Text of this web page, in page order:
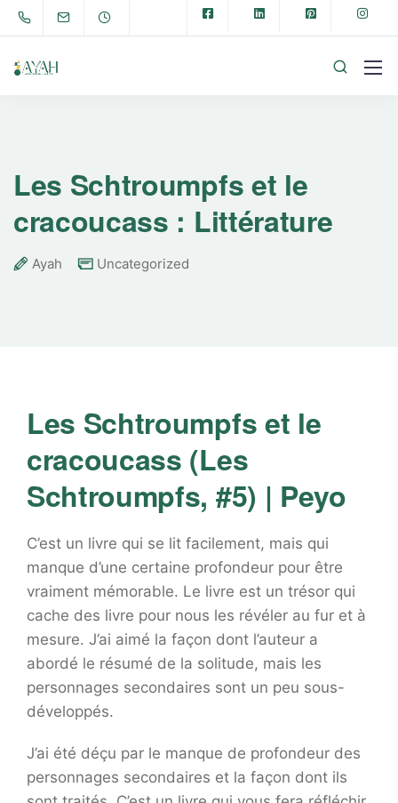
Les Schtroumpfs et le
cracoucass : Littérature
Ayah Uncategorized
Les Schtroumpfs et le
cracoucass (Les
Schtroumpfs, #5) | Peyo
C’est un livre qui se lit facilement, mais qui
manque d’une certaine profondeur pour être
vraiment mémorable. Le livre est un trésor qui
cache des livre pour nous les révéler au fur et à
mesure. J’ai aimé la façon dont l’auteur a
abordé le résumé de la solitude, mais les
personnages secondaires sont un peu sous-
développés.
J’ai été déçu par le manque de profondeur des
personnages secondaires et la façon dont ils